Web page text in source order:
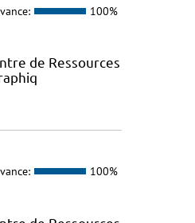
100%
de Ressources
100%